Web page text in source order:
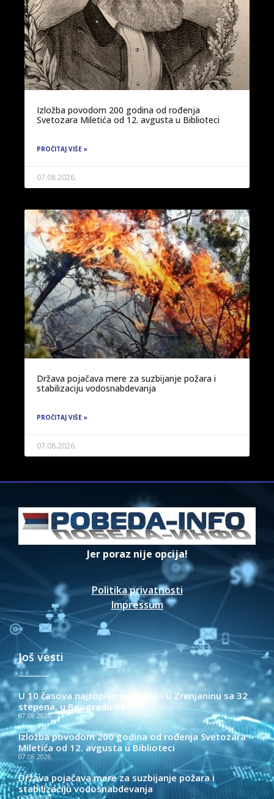
Izložba povodom 200 godina od rođenja
Svetozara Miletića od 12. avgusta u Biblioteci
PROČITAJ VIŠE »
07.08.2026.
Država pojačava mere za suzbijanje požara i
stabilizaciju vodosnabdevanja
PROČITAJ VIŠE »
07.08.2026.
Jer poraz nije opcija!
Politika privatnosti
Impressum
Još vesti
U 10 časova najtoplije na Paliću i u Zrenjaninu sa 32
stepena, u Beogradu 31
07.08.2026.
Izložba povodom 200 godina od rođenja Svetozara
Miletića od 12. avgusta u Biblioteci
07.08.2026.
Država pojačava mere za suzbijanje požara i
stabilizaciju vodosnabdevanja